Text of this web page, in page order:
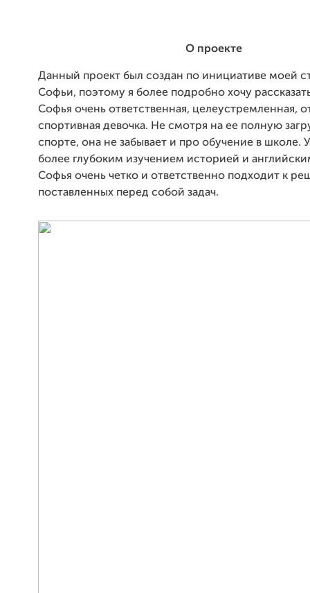
О проекте
Данный проект был создан по инициативе моей
Софьи, поэтому я более подробно хочу
Софья очень ответственная, целеустремленная,
спортивная девочка. Не смотря на ее полную
спорте, она не забывает и про обучение в школе.
более глубоким изучением историей и
Софья очень четко и ответственно подходит к
поставленных перед собой задач.